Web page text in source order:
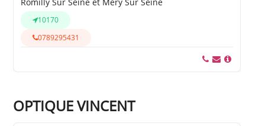
10170
0789295431
OPTIQUE VINCENT